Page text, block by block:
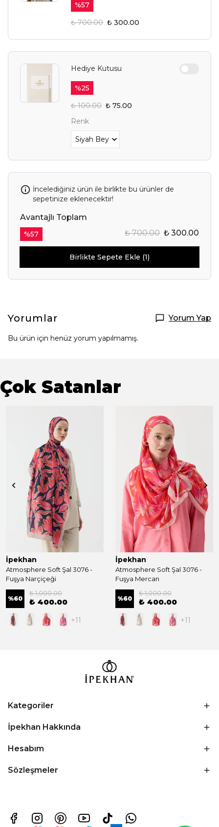
%57
₺ 700.00 ₺ 300.00
Hediye Kutusu
%25
₺ 100.00 ₺ 75.00
Renk
İncelediğiniz ürün ile birlikte bu ürünler de
sepetinize eklenecektir!
Avantajlı Toplam
%57 ₺ 700.00 ₺ 300.00
Birlikte Sepete Ekle (1)
Yorumlar Yorum Yap
Bu ürün için henüz yorum yapılmamış.
Çok Satanlar
İpekhan
Atmosphere Soft Şal 3076 -
Fuşya Narçiçeği
%60
₺ 1,000.00
₺ 400.00
+11
İpekhan
Atmosphere Soft Şal 3076 -
Fuşya Mercan
%60
₺ 1,000.00
₺ 400.00
+11
Kategoriler
İpekhan Hakkında
Hesabım
Sözleşmeler